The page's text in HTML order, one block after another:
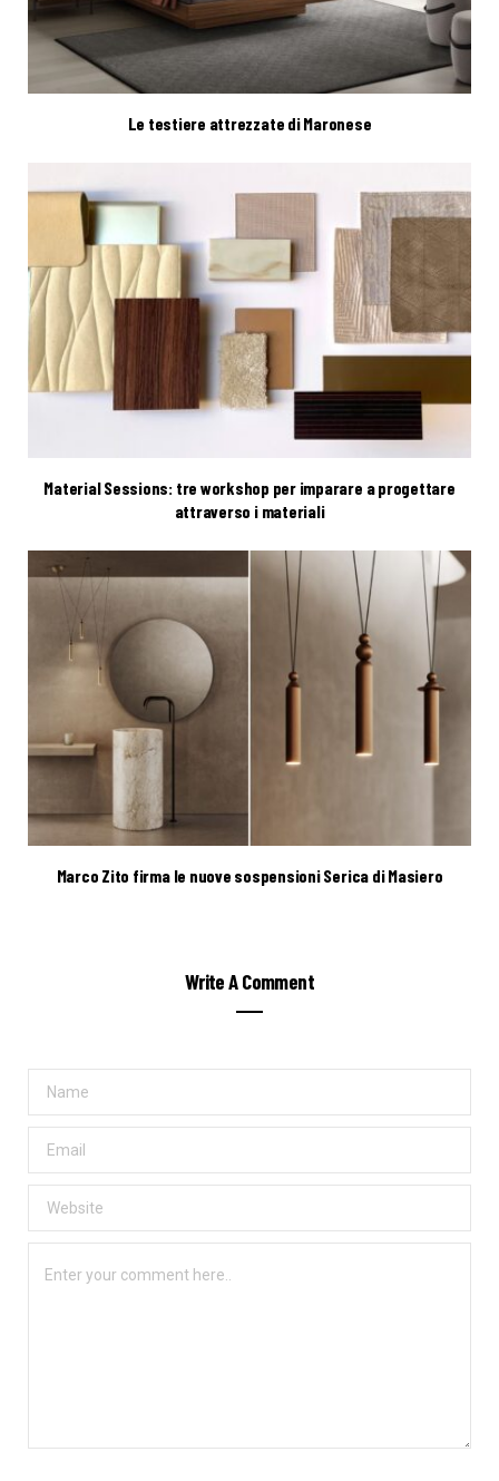
Le testiere attrezzate di Maronese
Material Sessions: tre workshop per imparare a progettare
attraverso i materiali
Marco Zito firma le nuove sospensioni Serica di Masiero
Write A Comment